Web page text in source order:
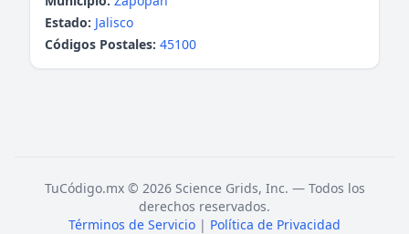
Estado: Jalisco
Códigos Postales: 45100
TuCódigo.mx © 2026 Science Grids, Inc. — Todos los
derechos reservados.
Términos de Servicio | Política de Privacidad